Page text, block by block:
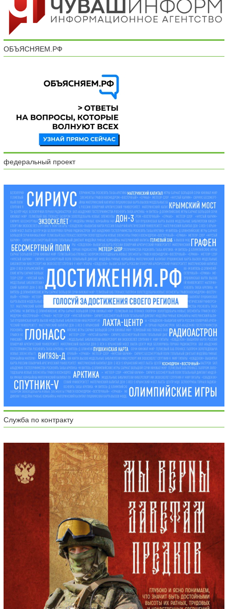
ОБЪЯСНЯЕМ.РФ
федеральный проект
Служба по контракту